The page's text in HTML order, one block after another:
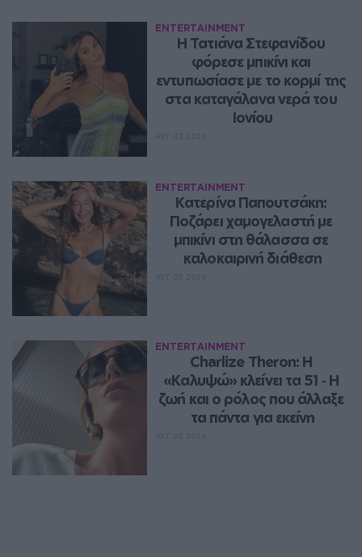
ENTERTAINMENT
Η Τατιάνα Στεφανίδου
φόρεσε μπικίνι και
εντυπωσίασε με το κορμί της
στα καταγάλανα νερά του
Ιονίου
ENTERTAINMENT
Κατερίνα Παπουτσάκη:
Ποζάρει χαμογελαστή με
μπικίνι στη θάλασσα σε
καλοκαιρινή διάθεση
ENTERTAINMENT
Charlize Theron: Η
«Καλυψώ» κλείνει τα 51 ‑ H
ζωή και ο ρόλος που άλλαξε
τα πάντα για εκείνη